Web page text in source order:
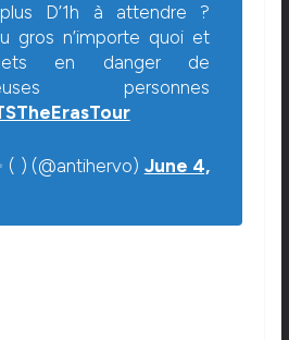
D’1h à attendre ?
gros n’importe quoi et
en danger de
personnes
) (@antihervo) June 4,